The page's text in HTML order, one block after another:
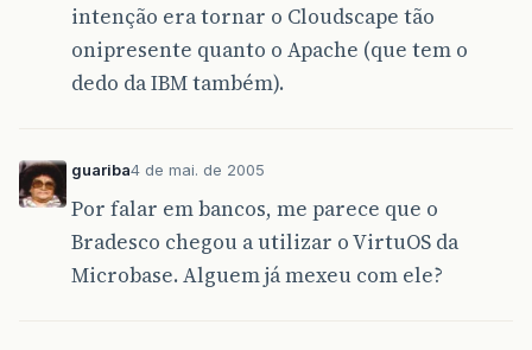
intenção era tornar o Cloudscape tão
onipresente quanto o Apache (que tem o
dedo da IBM também).
guariba4 de mai. de 2005
Por falar em bancos, me parece que o
Bradesco chegou a utilizar o VirtuOS da
Microbase. Alguem já mexeu com ele?